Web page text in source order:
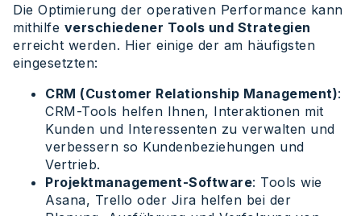
Die Optimierung der operativen Performance kann
mithilfe verschiedener Tools und Strategien
erreicht werden. Hier einige der am häufigsten
eingesetzten:
CRM (Customer Relationship Management):
CRM-Tools helfen Ihnen, Interaktionen mit
Kunden und Interessenten zu verwalten und
verbessern so Kundenbeziehungen und
Vertrieb.
Projektmanagement-Software: Tools wie
Asana, Trello oder Jira helfen bei der